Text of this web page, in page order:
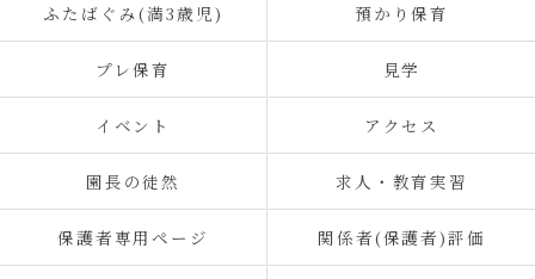
ふたばぐみ(満3歳児) 預かり保育
プレ保育 見学
イベント アクセス
園長の徒然 求人・教育実習
保護者専用ページ 関係者(保護者)評価